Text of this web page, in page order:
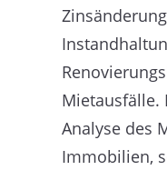
Mietausfälle.
Analyse des
Immobilien,